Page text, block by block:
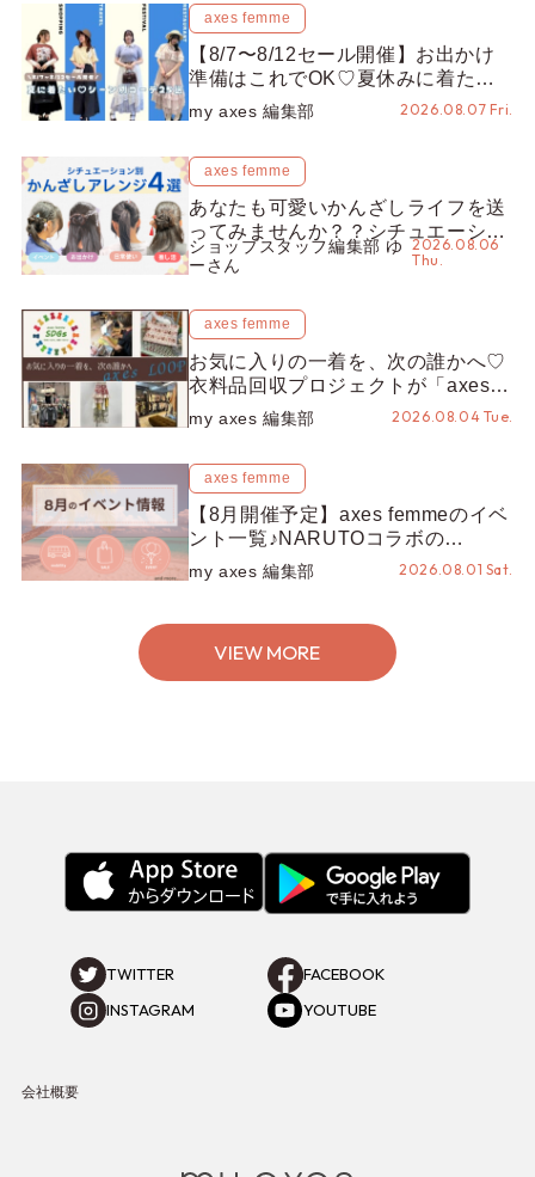
axes femme
【8/7〜8/12セール開催】お出かけ
準備はこれでOK♡夏休みに着たい
コーデ25選をシーン別に徹底解説！
my axes 編集部 2026.08.07 Fri.
axes femme
あなたも可愛いかんざしライフを送
ってみませんか？？シチュエーショ
ン別“かんざし”のオススメ【ショッ
プスタッフ編集部】
ショップスタッフ編集部 ゆ
ーさん
2026.08.06
Thu.
axes femme
お気に入りの一着を、次の誰かへ♡
衣料品回収プロジェクトが「axes
LOOP」にアップデート！活用する
とポイントが手に入る◎
my axes 編集部 2026.08.04 Tue.
axes femme
【8月開催予定】axes femmeのイベ
ント一覧♪NARUTOコラボの
REZEN POPUPから、プチYour
Stage.、ティーパーティまで！8月
my axes 編集部 2026.08.01 Sat.
VIEW MORE
TWITTER
FACEBOOK
INSTAGRAM
YOUTUBE
会社概要